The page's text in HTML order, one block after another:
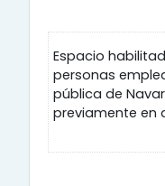
Espacio
personas
pública de
previamente en